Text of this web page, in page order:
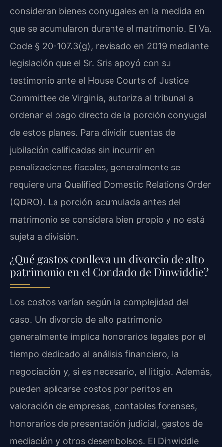
consideran bienes conyugales en la medida en
que se acumularon durante el matrimonio. El Va.
Code § 20-107.3(g), revisado en 2019 mediante
legislación que el Sr. Sris apoyó con su
testimonio ante el House Courts of Justice
Committee de Virginia, autoriza al tribunal a
ordenar el pago directo de la porción conyugal
de estos planes. Para dividir cuentas de
jubilación calificadas sin incurrir en
penalizaciones fiscales, generalmente se
requiere una Qualified Domestic Relations Order
(QDRO). La porción acumulada antes del
matrimonio se considera bien propio y no está
sujeta a división.
¿Qué gastos conlleva un divorcio de alto
patrimonio en el Condado de Dinwiddie?
Los costos varían según la complejidad del
caso. Un divorcio de alto patrimonio
generalmente implica honorarios legales por el
tiempo dedicado al análisis financiero, la
negociación y, si es necesario, el litigio. Además,
pueden aplicarse costos por peritos en
valoración de empresas, contables forenses,
honorarios de presentación judicial, gastos de
mediación y otros desembolsos. El Dinwiddie